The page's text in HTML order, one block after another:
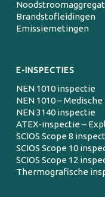
Brandstofleidingen
Emissiemetingen
E-INSPECTIES
NEN 1010 inspectie
NEN 1010 –
NEN 3140 inspectie
ATEX-inspectie –
SCIOS Scope 8
SCIOS Scope 10
SCIOS Scope 12
Thermografische